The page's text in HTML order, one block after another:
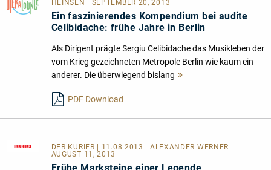
HEINSEN | SEPTEMBER 20, 2013
Ein faszinierendes Kompendium bei audite
Celibidache: frühe Jahre in Berlin
Als Dirigent prägte Sergiu Celibidache das Musikleben der
vom Krieg gezeichneten Metropole Berlin wie kaum ein
anderer. Die überwiegend bislang
PDF Download
DER KURIER
| 11.08.2013 | ALEXANDER WERNER |
AUGUST 11, 2013